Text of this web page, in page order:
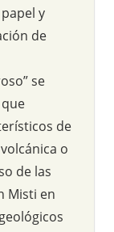
y
de
se
de
o
de las
Misti en